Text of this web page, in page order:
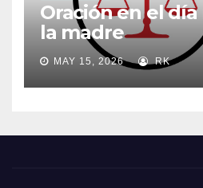
Oración en el
la madre
MAY 15, 2026 RK